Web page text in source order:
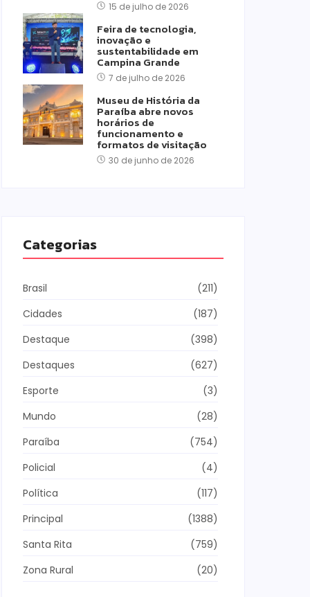
15 de julho de 2026
Feira de tecnologia,
inovação e
sustentabilidade em
Campina Grande
7 de julho de 2026
Museu de História da
Paraíba abre novos
horários de
funcionamento e
formatos de visitação
30 de junho de 2026
Categorias
Brasil
(211)
Cidades
(187)
Destaque
(398)
Destaques
(627)
Esporte
(3)
Mundo
(28)
Paraíba
(754)
Policial
(4)
Política
(117)
Principal
(1388)
Santa Rita
(759)
Zona Rural
(20)